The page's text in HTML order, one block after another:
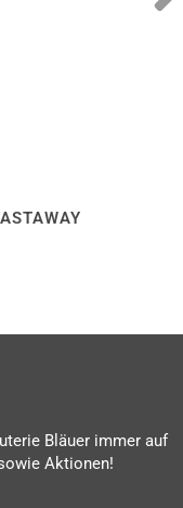
Bläuer immer auf
Aktionen!